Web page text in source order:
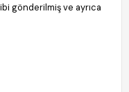
gönderilmiş ve ayrıca